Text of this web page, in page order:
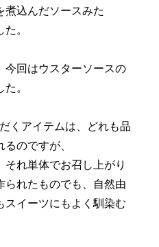
煮込んだソースみた
。
今回はウスターソースの
。
くアイテムは、どれも品
のですが、
れ単体でお召し上がり
られたものでも、自然由
スイーツにもよく馴染む